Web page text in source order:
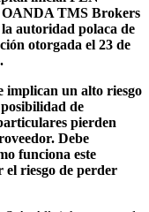
OANDA TMS Brokers
autoridad polaca de
otorgada el 23 de
implican un alto riesgo
de
pierden
Debe
funciona este
el riesgo de perder